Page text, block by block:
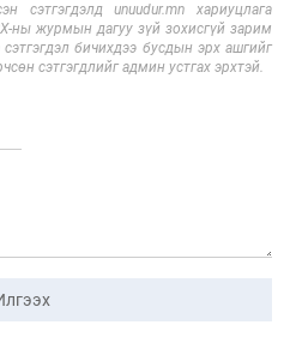
сэтгэгдэлд unuudur.mn хариуцлага
ны журмын дагуу зүй зохисгүй зарим
сэтгэгдэл бичихдээ бусдын эрх ашгийг
сэтгэгдлийг админ устгах эрхтэй.